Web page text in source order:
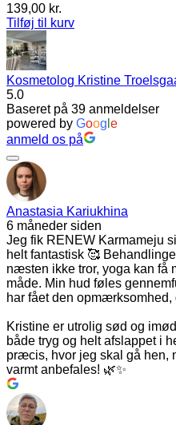
139,00 kr.
Tilføj til kurv
Kosmetolog Kristine
5.0
Baseret på 39 anmeldelser
powered by Goog e
anmeld os på
Anastasia Kariukhina
6 måneder siden
Jeg fik RENEW Karmameju
helt fantastisk 🥰
næsten ikke tror, yoga kan få
måde. Min hud føles
har fået den opmærksomhed,
Kristine er utrolig sød og
både tryg og helt afslappet i
præcis, hvor jeg skal gå hen,
varmt anbefales! 🌿✨